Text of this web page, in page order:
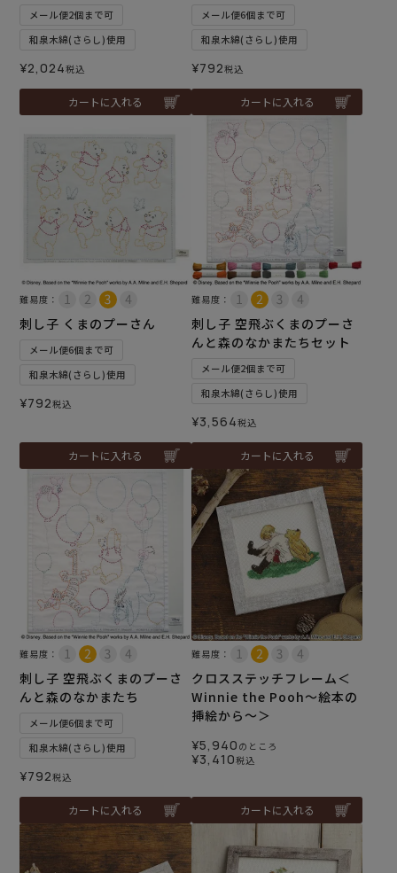
メール便2個まで可
和泉木綿(さらし)使用
¥2,024税込
カートに入れる
メール便6個まで可
和泉木綿(さらし)使用
¥792税込
カートに入れる
難易度：
刺し子 くまのプーさん
メール便6個まで可
和泉木綿(さらし)使用
¥792税込
カートに入れる
難易度：
刺し子 空飛ぶくまのプーさ
んと森のなかまたちセット
メール便2個まで可
和泉木綿(さらし)使用
¥3,564税込
カートに入れる
難易度：
刺し子 空飛ぶくまのプーさ
んと森のなかまたち
メール便6個まで可
和泉木綿(さらし)使用
¥792税込
カートに入れる
難易度：
クロスステッチフレーム＜
Winnie the Pooh～絵本の
挿絵から～＞
¥5,940 のところ
¥3,410税込
カートに入れる